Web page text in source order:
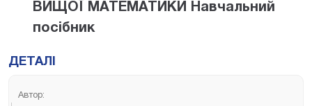
ВИЩОЇ МАТЕМАТИКИ Навчальний
посібник
ДЕТАЛІ
Автор: